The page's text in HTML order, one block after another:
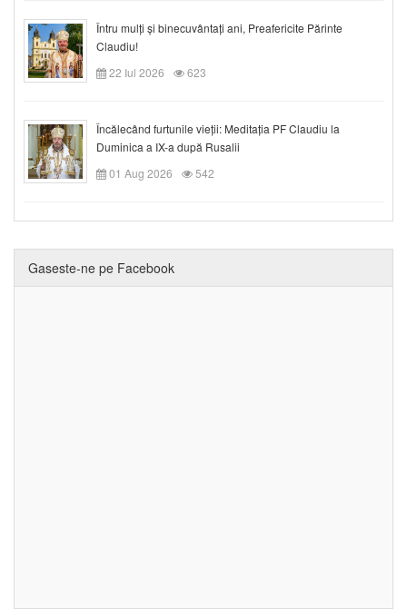
Întru mulți și binecuvântați ani, Preafericite Părinte
Claudiu!
22 Iul 2026
623
Încălecând furtunile vieții: Meditația PF Claudiu la
Duminica a IX-a după Rusalii
01 Aug 2026
542
Gaseste-ne pe Facebook